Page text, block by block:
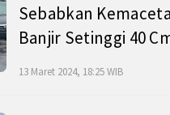
Sebabkan
Banjir Setinggi 40
13 Maret 2024, 18:25 WIB